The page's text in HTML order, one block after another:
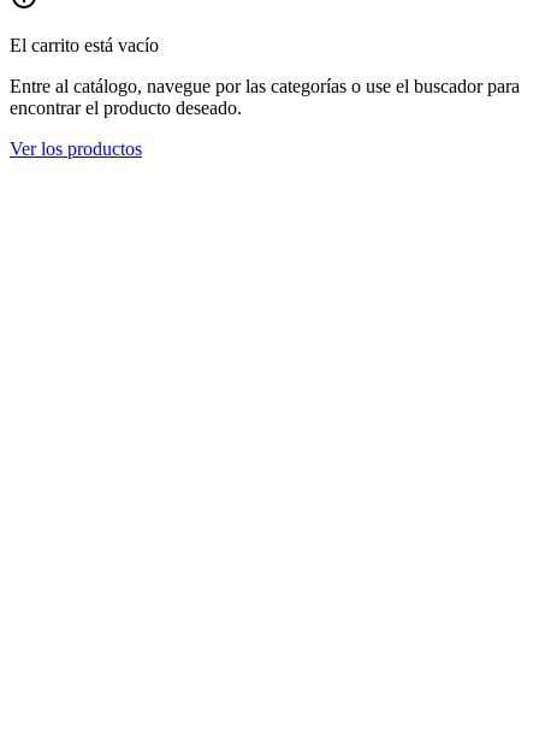
El carrito está vacío
Entre al catálogo, navegue por las categorías o use el buscador para
encontrar el producto deseado.
Ver los productos